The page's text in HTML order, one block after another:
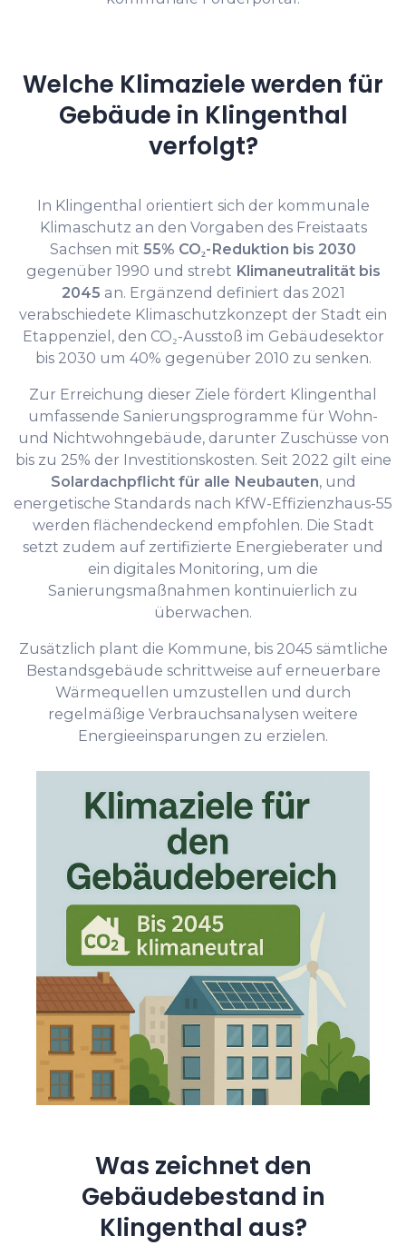
Welche Klimaziele werden für
Gebäude in Klingenthal
verfolgt?
In Klingenthal orientiert sich der kommunale
Klimaschutz an den Vorgaben des Freistaats
Sachsen mit 55% CO₂-Reduktion bis 2030
gegenüber 1990 und strebt Klimaneutralität bis
2045 an. Ergänzend definiert das 2021
verabschiedete Klimaschutzkonzept der Stadt ein
Etappenziel, den CO₂-Ausstoß im Gebäudesektor
bis 2030 um 40% gegenüber 2010 zu senken.
Zur Erreichung dieser Ziele fördert Klingenthal
umfassende Sanierungsprogramme für Wohn-
und Nichtwohngebäude, darunter Zuschüsse von
bis zu 25% der Investitionskosten. Seit 2022 gilt eine
Solardachpflicht für alle Neubauten, und
energetische Standards nach KfW-Effizienzhaus-55
werden flächendeckend empfohlen. Die Stadt
setzt zudem auf zertifizierte Energieberater und
ein digitales Monitoring, um die
Sanierungsmaßnahmen kontinuierlich zu
überwachen.
Zusätzlich plant die Kommune, bis 2045 sämtliche
Bestandsgebäude schrittweise auf erneuerbare
Wärmequellen umzustellen und durch
regelmäßige Verbrauchsanalysen weitere
Energieeinsparungen zu erzielen.
Was zeichnet den
Gebäudebestand in
Klingenthal aus?